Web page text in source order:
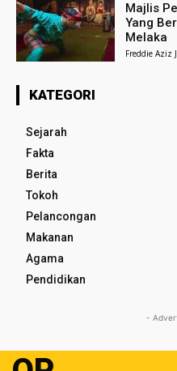
Majlis
Yang
Melaka
Freddie Aziz
KATEGORI
Sejarah
Fakta
Berita
Tokoh
Pelancongan
Makanan
Agama
Pendidikan
-